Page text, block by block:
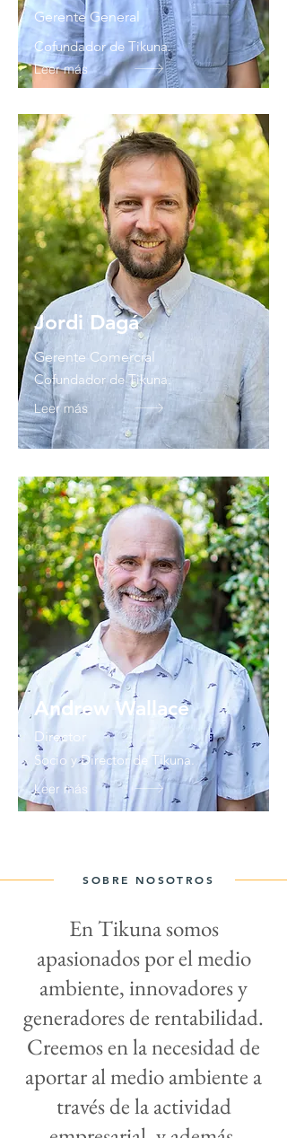
Gerente General
Cofundador de Tikuna.
Leer más
Jordi Dagá
Gerente Comercial
Cofundador de Tikuna.
Leer más
Andrew Wallace
Director
Socio y Director de Tikuna.
Leer más
SOBRE NOSOTROS
En Tikuna somos
apasionados por el medio
ambiente, innovadores y
generadores de rentabilidad.
Creemos en la necesidad de
aportar al medio ambiente a
través de la actividad